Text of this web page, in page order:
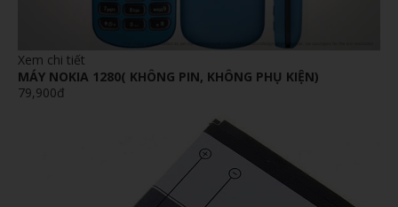
Xem chi tiết
MÁY NOKIA 1280( KHÔNG PIN, KHÔNG PHỤ KIỆN)
79,900đ